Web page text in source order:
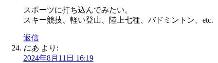
スポーツに打ち込んでみたい。
スキー競技、軽い登山、陸上七種、バドミントン、etc.
返信
にあ より:
2024年8月11日 16:19